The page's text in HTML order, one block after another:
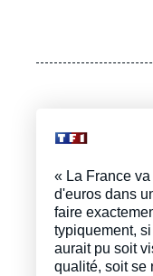
Logo
« La France
d'euros dans
faire
typiquement,
aurait pu soit
qualité, soit se